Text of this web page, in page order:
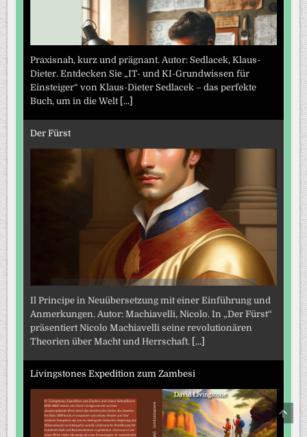
Praxisnah, kurz und prägnant. Autor: Sedlacek, Klaus-
Dieter. Entdecken Sie „IT- und KI-Grundwissen für
Einsteiger“ von Klaus-Dieter Sedlacek – das perfekte
Buch, um in die Welt [...]
Der Fürst
Il Principe in Neuübersetzung mit einer Einführung und
Anmerkungen. Autor: Machiavelli, Nicolo. In „Der Fürst“
präsentiert Nicolo Machiavelli seine revolutionären
Theorien über Macht und Herrschaft. [...]
Livingstones Expedition zum Zambesi
TO
TOP